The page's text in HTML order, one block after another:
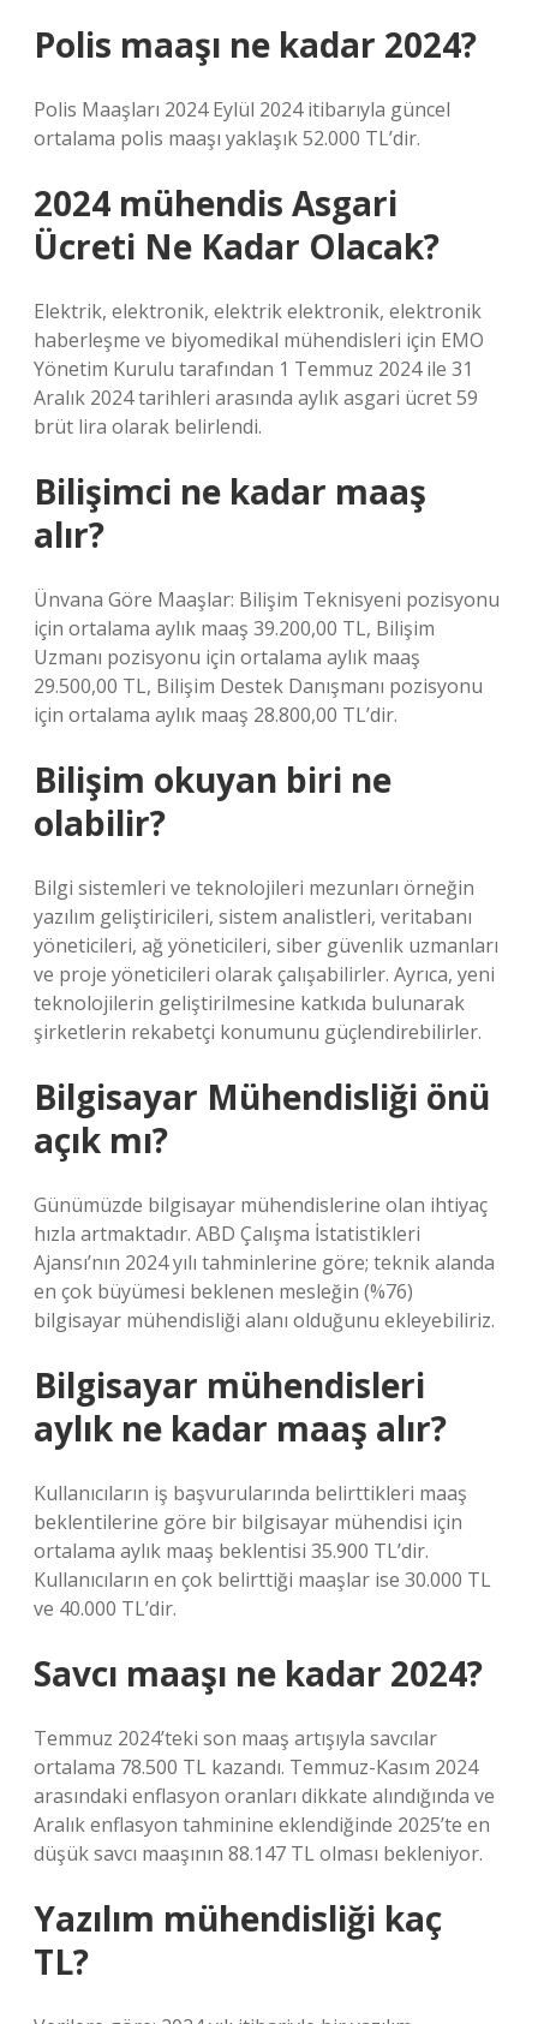
Polis maaşı ne kadar 2024?
Polis Maaşları 2024 Eylül 2024 itibarıyla güncel
ortalama polis maaşı yaklaşık 52.000 TL’dir.
2024 mühendis Asgari
Ücreti Ne Kadar Olacak?
Elektrik, elektronik, elektrik elektronik, elektronik
haberleşme ve biyomedikal mühendisleri için EMO
Yönetim Kurulu tarafından 1 Temmuz 2024 ile 31
Aralık 2024 tarihleri ​​arasında aylık asgari ücret 59
brüt lira olarak belirlendi.
Bilişimci ne kadar maaş
alır?
Ünvana Göre Maaşlar: Bilişim Teknisyeni pozisyonu
için ortalama aylık maaş 39.200,00 TL, Bilişim
Uzmanı pozisyonu için ortalama aylık maaş
29.500,00 TL, Bilişim Destek Danışmanı pozisyonu
için ortalama aylık maaş 28.800,00 TL’dir.
Bilişim okuyan biri ne
olabilir?
Bilgi sistemleri ve teknolojileri mezunları örneğin
yazılım geliştiricileri, sistem analistleri, veritabanı
yöneticileri, ağ yöneticileri, siber güvenlik uzmanları
ve proje yöneticileri olarak çalışabilirler. Ayrıca, yeni
teknolojilerin geliştirilmesine katkıda bulunarak
şirketlerin rekabetçi konumunu güçlendirebilirler.
Bilgisayar Mühendisliği önü
açık mı?
Günümüzde bilgisayar mühendislerine olan ihtiyaç
hızla artmaktadır. ABD Çalışma İstatistikleri
Ajansı’nın 2024 yılı tahminlerine göre; teknik alanda
en çok büyümesi beklenen mesleğin (%76)
bilgisayar mühendisliği alanı olduğunu ekleyebiliriz.
Bilgisayar mühendisleri
aylık ne kadar maaş alır?
Kullanıcıların iş başvurularında belirttikleri maaş
beklentilerine göre bir bilgisayar mühendisi için
ortalama aylık maaş beklentisi 35.900 TL’dir.
Kullanıcıların en çok belirttiği maaşlar ise 30.000 TL
ve 40.000 TL’dir.
Savcı maaşı ne kadar 2024?
Temmuz 2024’teki son maaş artışıyla savcılar
ortalama 78.500 TL kazandı. Temmuz-Kasım 2024
arasındaki enflasyon oranları dikkate alındığında ve
Aralık enflasyon tahminine eklendiğinde 2025’te en
düşük savcı maaşının 88.147 TL olması bekleniyor.
Yazılım mühendisliği kaç
TL?